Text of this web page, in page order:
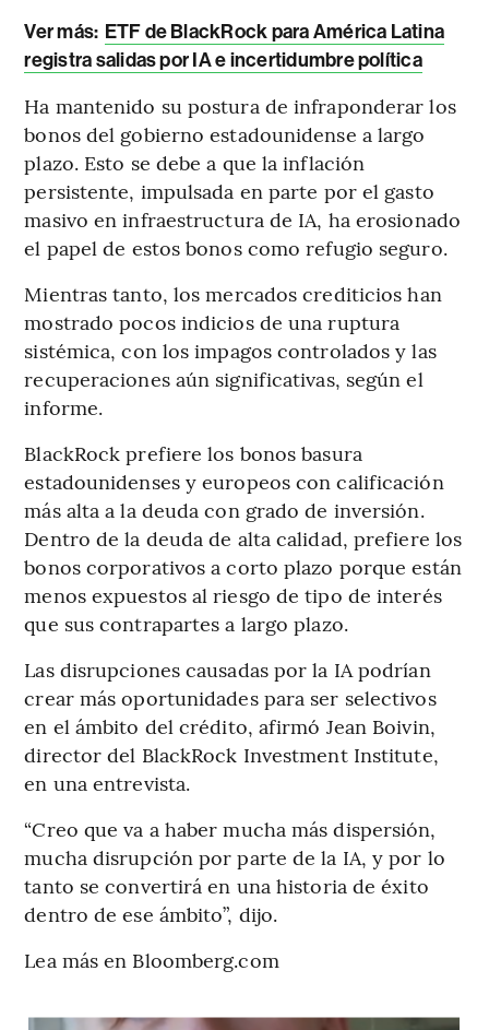
Ver más: ETF de BlackRock para América Latina
registra salidas por IA e incertidumbre política
Ha mantenido su postura de infraponderar los
bonos del gobierno estadounidense a largo
plazo. Esto se debe a que la inflación
persistente, impulsada en parte por el gasto
masivo en infraestructura de IA, ha erosionado
el papel de estos bonos como refugio seguro.
Mientras tanto, los mercados crediticios han
mostrado pocos indicios de una ruptura
sistémica, con los impagos controlados y las
recuperaciones aún significativas, según el
informe.
BlackRock prefiere los bonos basura
estadounidenses y europeos con calificación
más alta a la deuda con grado de inversión.
Dentro de la deuda de alta calidad, prefiere los
bonos corporativos a corto plazo porque están
menos expuestos al riesgo de tipo de interés
que sus contrapartes a largo plazo.
Las disrupciones causadas por la IA podrían
crear más oportunidades para ser selectivos
en el ámbito del crédito, afirmó Jean Boivin,
director del BlackRock Investment Institute,
en una entrevista.
“Creo que va a haber mucha más dispersión,
mucha disrupción por parte de la IA, y por lo
tanto se convertirá en una historia de éxito
dentro de ese ámbito”, dijo.
Lea más en Bloomberg.com